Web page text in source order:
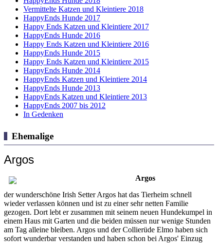
Vermittelte Katzen und Kleintiere 2018
HappyEnds Hunde 2017
Happy Ends Katzen und Kleintiere 2017
HappyEnds Hunde 2016
Happy Ends Katzen und Kleintiere 2016
HappyEnds Hunde 2015
Happy Ends Katzen und Kleintiere 2015
HappyEnds Hunde 2014
HappyEnds Katzen und Kleintiere 2014
HappyEnds Hunde 2013
HappyEnds Katzen und Kleintiere 2013
HappyEnds 2007 bis 2012
In Gedenken
Ehemalige
Argos
Argos
der wunderschöne Irish Setter Argos hat das Tierheim schnell
wieder verlassen können und ist zu einer sehr netten Familie
gezogen. Dort lebt er zusammen mit seinem neuen Hundekumpel in
einem Haus mit Garten und die beiden müssen nur wenige Stunden
am Tag alleine bleiben. Argos und der Collierüde Elmo haben sich
sofort wunderbar verstanden und haben schon bei Argos' Einzug